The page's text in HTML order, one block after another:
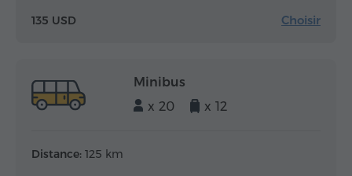
135 USD Choisir
Minibus
x 20
x 12
Distance: 125 km